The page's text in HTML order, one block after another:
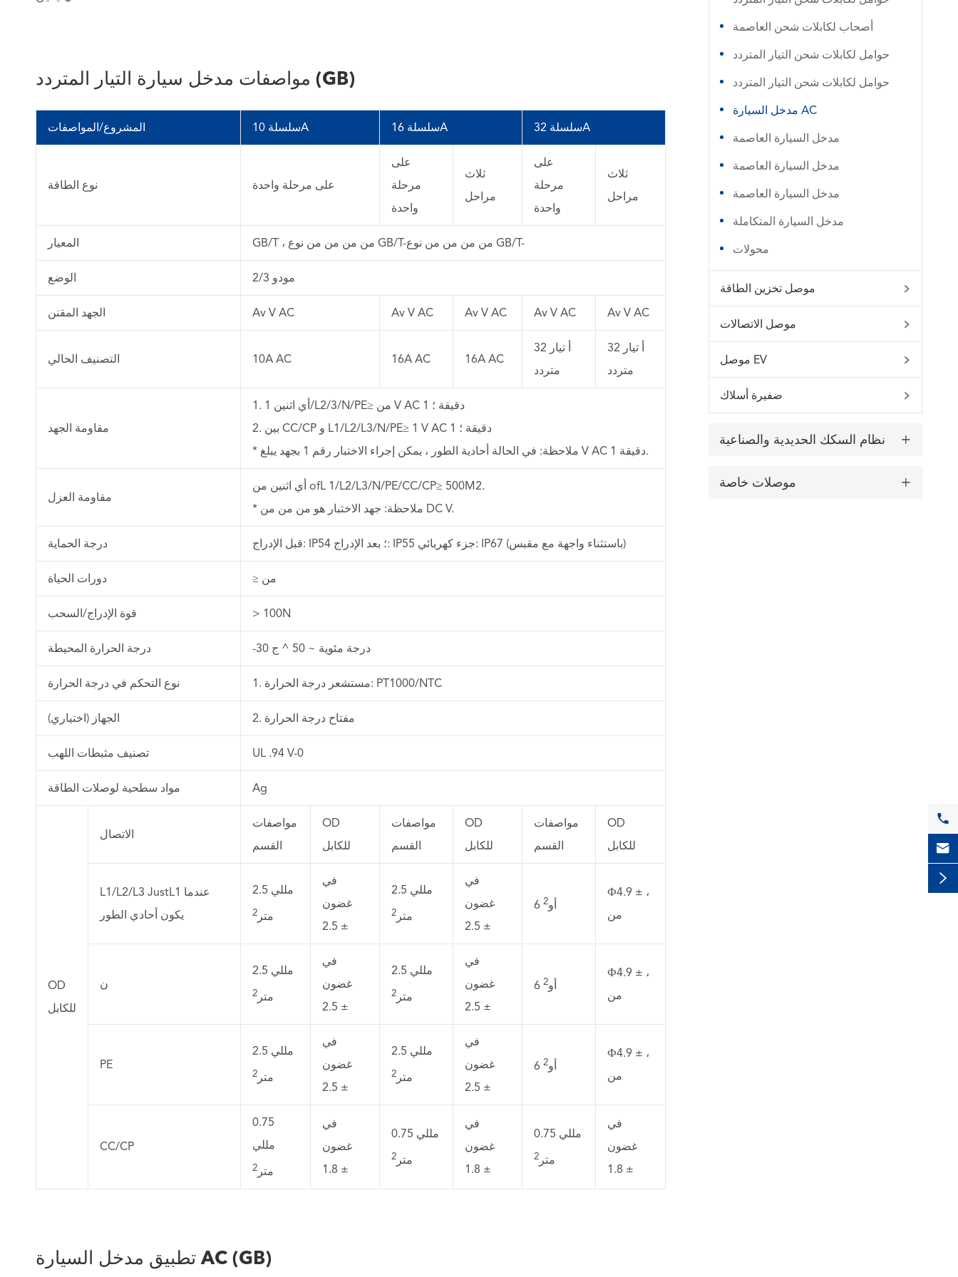
مواصفات مدخل سيارة التيار المتردد (GB)
المشروع/المواصفات سلسلة 10A سلسلة 16A سلسلة 32A
نوع الطاقة على مرحلة واحدة
على
مرحلة
واحدة
ثلاث
مراحل
على
مرحلة
واحدة
ثلاث
مراحل
المعيار GB/T ، من من من من نوع GB/T-من من من من نوع GB/T-
الوضع مودو 2/3
الجهد المقنن Av V AC Av V AC Av V AC Av V AC Av V AC
التصنيف الحالي 10A AC 16A AC 16A AC
32 أ تيار
متردد
32 أ تيار
متردد
مقاومة الجهد
1. أي اثنين 1/L2/3/N/PE≥ من V AC 1 دقيقة ؛
2. بين CC/CP و L1/L2/L3/N/PE≥ 1 V AC 1 دقيقة ؛
* ملاحظة: في الحالة أحادية الطور ، يمكن إجراء الاختبار رقم 1 بجهد يبلغ V AC 1 دقيقة.
مقاومة العزل
أي اثنين من ofL 1/L2/L3/N/PE/CC/CP≥ 500M2.
* ملاحظة: جهد الاختبار هو من من من DC V.
درجة الحماية قبل الإدراج: IP54 ؛ بعد الإدراج: IP55 جزء كهربائي: IP67 (باستثناء واجهة مع مقبس)
دورات الحياة ≥ من
قوة الإدراج/السحب > 100N
درجة الحرارة المحيطة -30 درجة مئوية ~ 50 ^ ج
نوع التحكم في درجة الحرارة 1. مستشعر درجة الحرارة: PT1000/NTC
الجهاز (اختياري) 2. مفتاح درجة الحرارة
تصنيف مثبطات اللهب UL .94 V-0
مواد سطحية لوصلات الطاقة Ag
OD
للكابل
الاتصال
مواصفات
القسم
OD
للكابل
مواصفات
القسم
OD
للكابل
مواصفات
القسم
OD
للكابل
L1/L2/L3 JustL1 عندما
يكون أحادي الطور
2.5 مللي
متر 2
في
غضون
2.5 ±
2.5 مللي
متر 2
في
غضون
2.5 ±
6 أو2
Ф4.9 ± ،
من
ن
2.5 مللي
متر 2
في
غضون
2.5 ±
2.5 مللي
متر 2
في
غضون
2.5 ±
6 أو2
Ф4.9 ± ،
من
PE
2.5 مللي
متر 2
في
غضون
2.5 ±
2.5 مللي
متر 2
في
غضون
2.5 ±
6 أو2
Ф4.9 ± ،
من
CC/CP
0.75
مللي
متر 2
في
غضون
1.8 ±
0.75 مللي
متر 2
في
غضون
1.8 ±
0.75 مللي
متر 2
في
غضون
1.8 ±
تطبيق مدخل السيارة AC (GB)
أصحاب لكابلات شحن العاصمة
حوامل لكابلات شحن التيار المتردد
حوامل لكابلات شحن التيار المتردد
مدخل السيارة AC
مدخل السيارة العاصمة
مدخل السيارة العاصمة
مدخل السيارة العاصمة
مدخل السيارة المتكاملة
محولات
موصل تخزين الطاقة 
موصل الاتصالات 
موصل EV 
ضفيرة أسلاك 
نظام السكك الحديدية والصناعية 
موصلات خاصة 


